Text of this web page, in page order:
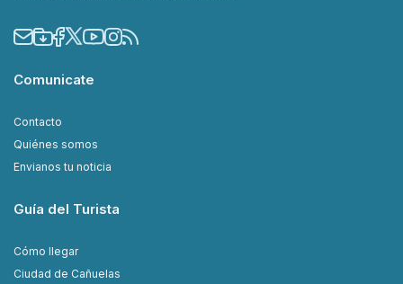
Comunicate
Contacto
Quiénes somos
Envianos tu noticia
Guía del Turista
Cómo llegar
Ciudad de Cañuelas